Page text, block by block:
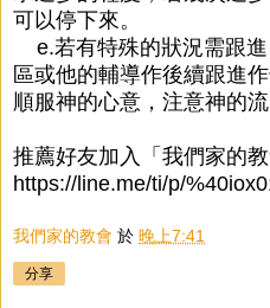
可以停下來。
e.若有特殊的狀況需跟
區或他的輔導作後續跟進
順服神的心意，注意神的流
推薦好友加入「我們家的
https://line.me/ti/p/
我們家的教會 於 晚上7:41
分享